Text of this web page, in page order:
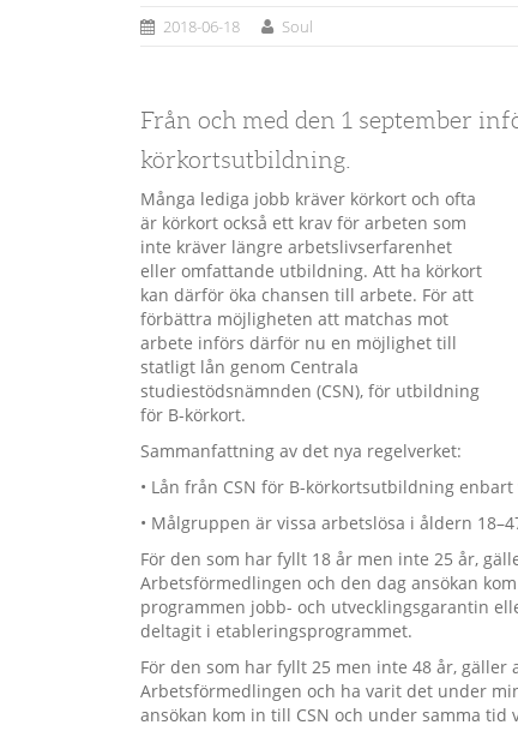
2018-06-18 Soul
Från och med den 1 september
körkortsutbildning.
Många lediga jobb kräver körkort och ofta
är körkort också ett krav för arbeten som
inte kräver längre arbetslivserfarenhet
eller omfattande utbildning. Att ha körkort
kan därför öka chansen till arbete. För att
förbättra möjligheten att matchas mot
arbete införs därför nu en möjlighet till
statligt lån genom Centrala
studiestödsnämnden (CSN), för utbildning
för B-körkort.
Sammanfattning av det nya regelverket:
• Lån från CSN för B-körkortsutbildning
• Målgruppen är vissa arbetslösa i åldern
För den som har fyllt 18 år men inte 25 år,
Arbetsförmedlingen och den dag ansökan
programmen jobb- och utvecklingsgarantin
deltagit i etableringsprogrammet.
För den som har fyllt 25 men inte 48 år,
Arbetsförmedlingen och ha varit det under
ansökan kom in till CSN och under samma